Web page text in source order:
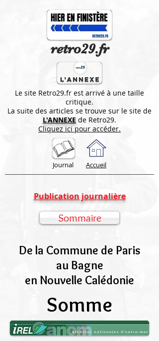
retro29.fr
Le site Retro29.fr est arrivé à une taille
critique.
La suite des articles se trouve sur le site de
L'ANNEXE de Retro29.
Cliquez ici pour accéder.
Journal Accueil
Publication journalière
De la Commune de Paris
au Bagne
en Nouvelle Calédonie
Somme
Sommaire